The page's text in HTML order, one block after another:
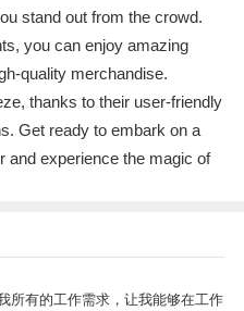
stand out from the crowd.
you can enjoy amazing
quality merchandise.
thanks to their user-friendly
Get ready to embark on a
and experience the magic of
所有的工作需求，让我能够在工作